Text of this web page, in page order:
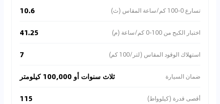
تسارع 0-100 كم/ساعة المقاس (ث) 10.6
اختبار الكبح من 100-0 كم/ساعة (م) 41.25
استهلاك الوقود المقاس (لتر/100 كم) 7
ضمان السيارة ثلاث سنوات أو 100,000 كيلومتر
أقصى قدرة (كيلوواط) 115